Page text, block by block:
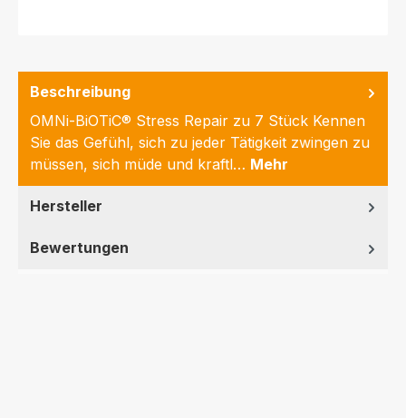
Beschreibung
OMNi-BiOTiC® Stress Repair zu 7 Stück Kennen
Sie das Gefühl, sich zu jeder Tätigkeit zwingen zu
müssen, sich müde und kraftl… Mehr
Hersteller
Bewertungen